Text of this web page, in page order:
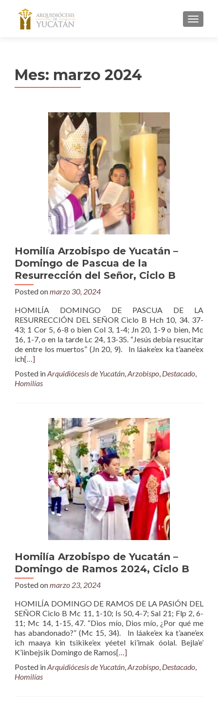
MENU
Mes: marzo 2024
Homilía Arzobispo de Yucatán –
Domingo de Pascua de la
Resurrección del Señor, Ciclo B
Posted onmarzo 30, 2024
HOMILÍA DOMINGO DE PASCUA DE LA
RESURRECCIÓN DEL SEÑOR Ciclo B Hch 10, 34. 37-
43; 1 Cor 5, 6-8 o bien Col 3, 1-4; Jn 20, 1-9 o bien, Mc
16, 1-7, o en la tarde Lc 24, 13-35. “Jesús debía resucitar
de entre los muertos” (Jn 20, 9). In láake’ex ka t’aane’ex
ich[…]
Posted inArquidiócesis de Yucatán,Arzobispo, Destacado,
Homilías
Homilía Arzobispo de Yucatán –
Domingo de Ramos 2024, Ciclo B
Posted onmarzo 23, 2024
HOMILÍA DOMINGO DE RAMOS DE LA PASIÓN DEL
SEÑOR Ciclo B Mc 11, 1-10; Is 50, 4-7; Sal 21; Flp 2, 6-
11; Mc 14, 1-15, 47. “Dios mío, Dios mío, ¿Por qué me
has abandonado?” (Mc 15, 34). In láake’ex ka t’aane’ex
ich maaya kin tsikike’ex yéetel ki’imak óolal. Bejla’e’
K’iinbejsik Domingo de Ramos[…]
Posted inArquidiócesis de Yucatán,Arzobispo, Destacado,
Homilías